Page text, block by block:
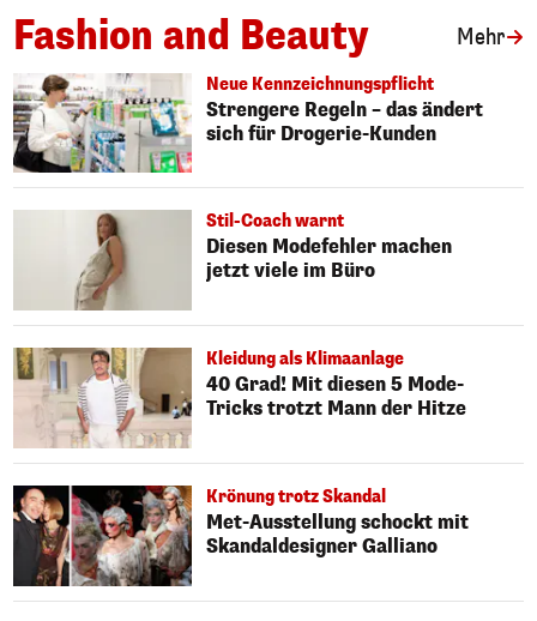
Fashion and Beauty Mehr
Neue Kennzeichnungspflicht
Strengere Regeln – das ändert
sich für Drogerie-Kunden
Stil-Coach warnt
Diesen Modefehler machen
jetzt viele im Büro
Kleidung als Klimaanlage
40 Grad! Mit diesen 5 Mode-
Tricks trotzt Mann der Hitze
Krönung trotz Skandal
Met-Ausstellung schockt mit
Skandaldesigner Galliano